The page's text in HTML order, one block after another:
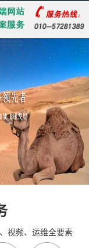
视频、运维全要素